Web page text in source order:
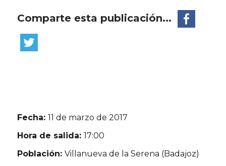
Comparte esta publicación...
Fecha:11 de marzo de 2017
Hora de salida:17:00
Población:Villanueva de la Serena (Badajoz)